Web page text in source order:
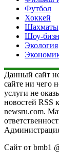
Футбол
Хоккей
Шахматы
Шоу-
Экология
Данный сайт
сайте ни чего
услуги не
новостей RSS
newsru.com.
Сайт от bmb1